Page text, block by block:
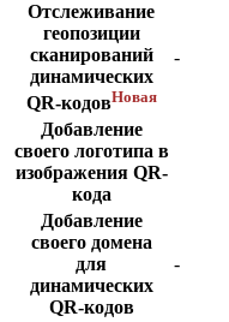
Отслеживание
геопозиции
сканирований
динамических
QR-кодовНовая
-
Добавление
своего логотипа в
изображения QR-
кода
Добавление
своего домена
для
динамических
QR-кодов
-